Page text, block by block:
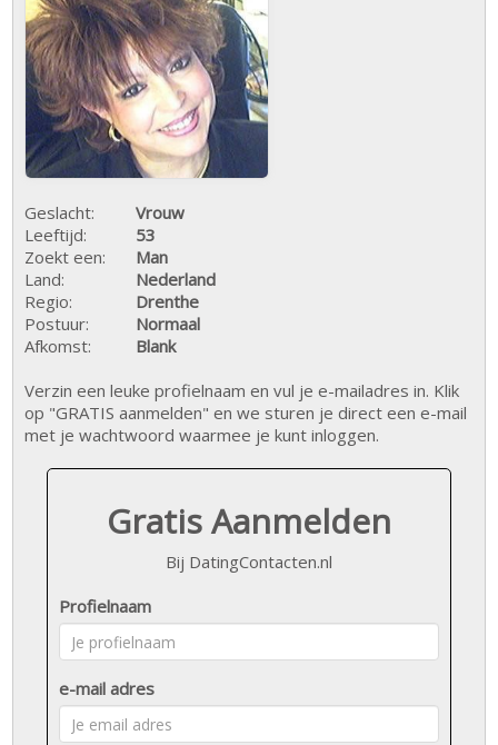
Geslacht:
Vrouw
Leeftijd:
53
Zoekt een:
Man
Land:
Nederland
Regio:
Drenthe
Postuur:
Normaal
Afkomst:
Blank
Verzin een leuke profielnaam en vul je e-mailadres in. Klik
op "GRATIS aanmelden" en we sturen je direct een e-mail
met je wachtwoord waarmee je kunt inloggen.
Gratis Aanmelden
Bij DatingContacten.nl
Profielnaam
e-mail adres